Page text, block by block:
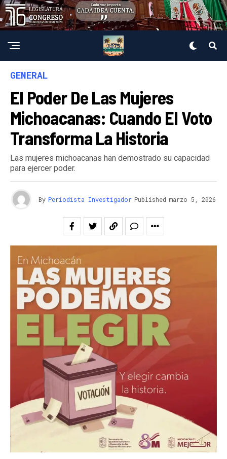
GENERAL
El Poder De Las Mujeres
Michoacanas: Cuando El Voto
Transforma La Historia
Las mujeres michoacanas han demostrado su capacidad
para ejercer poder.
By Periodista Investigador Published marzo 5, 2026